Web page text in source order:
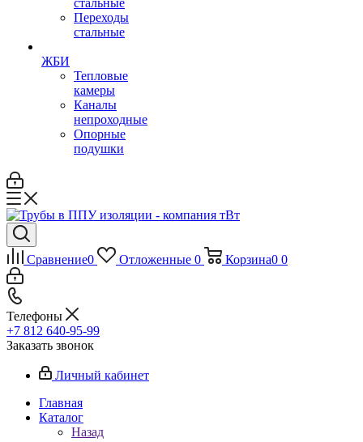
стальные
Переходы
стальные
ЖБИ
Тепловые
камеры
Каналы
непроходные
Опорные
подушки
Сравнение0 Отложенные 0 Корзина0 0
Телефоны
+7 812 640-95-99
Заказать звонок
Личный кабинет
Главная
Каталог
Назад